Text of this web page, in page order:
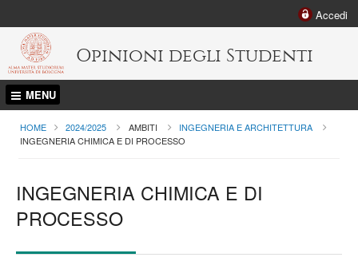
Accedi
Opinioni degli Studenti
MENU
HOME 2024/2025 AMBITI
INGEGNERIA E ARCHITETTURA
CURRENT:
INGEGNERIA CHIMICA E DI PROCESSO
INGEGNERIA CHIMICA E DI
PROCESSO